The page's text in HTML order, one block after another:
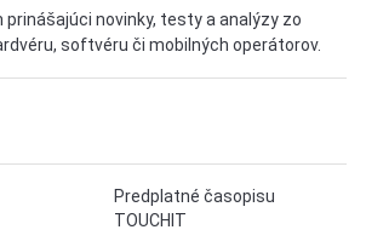
prinášajúci novinky, testy a analýzy zo
softvéru či mobilných operátorov.
Predplatné časopisu
TOUCHIT